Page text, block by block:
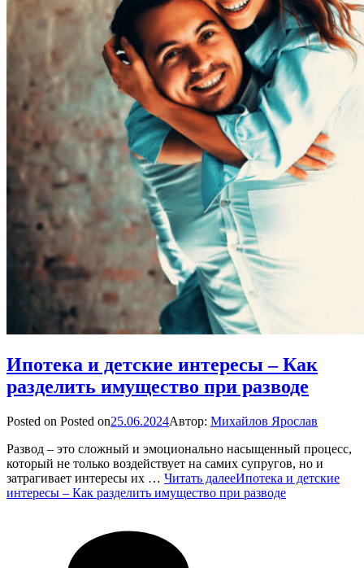
Ипотека и детские интересы – Как
разделить имущество при разводе
Posted on Posted on25.06.2024Автор: Михайлов Ярослав
Развод – это сложный и эмоционально насыщенный процесс,
который не только воздействует на самих супругов, но и
затрагивает интересы их … Читать далееИпотека и детские
интересы – Как разделить имущество при разводе